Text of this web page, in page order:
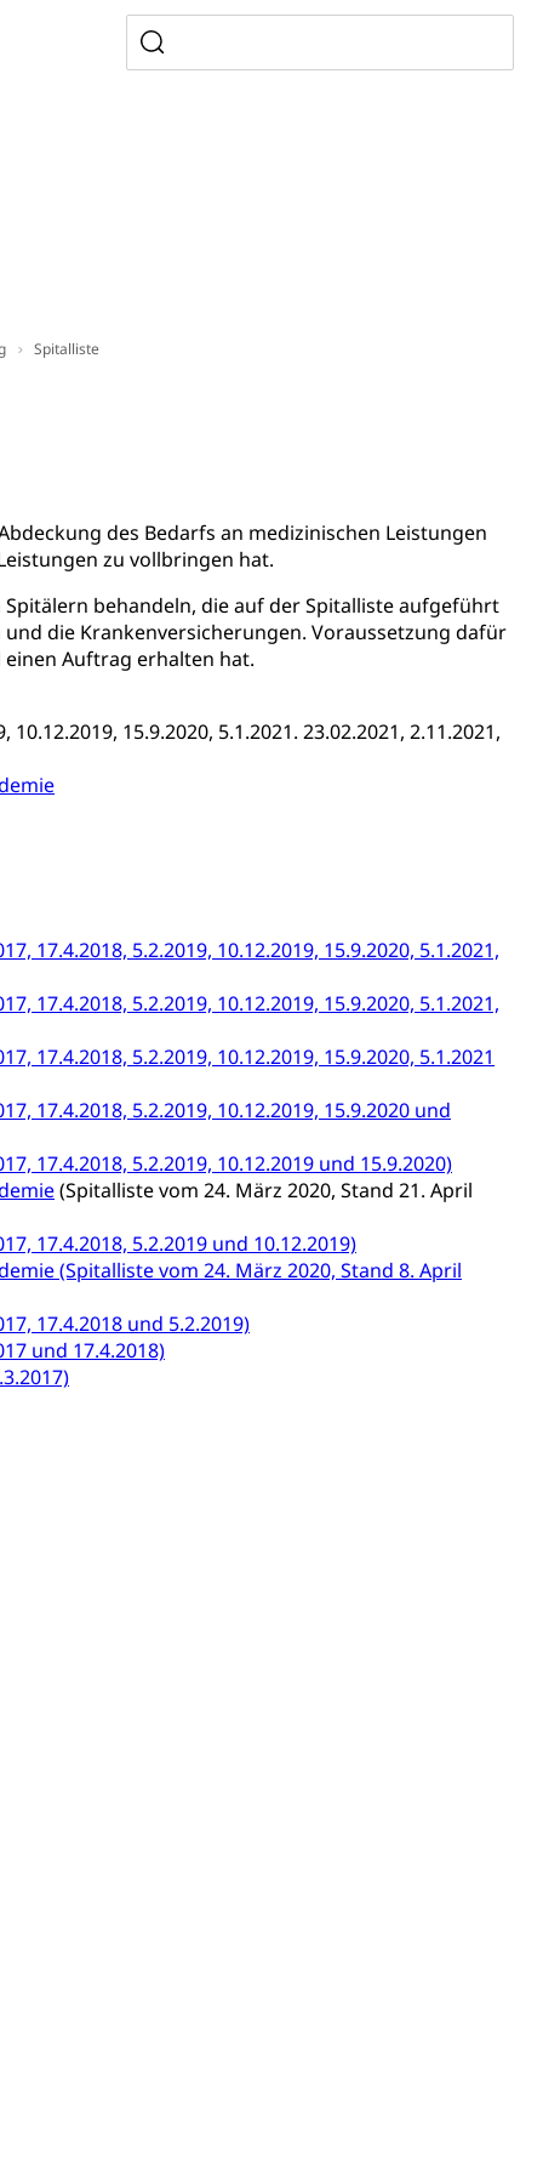
Spitalliste
des Bedarfs an medizinischen Leistungen
zu vollbringen hat.
behandeln, die auf der Spitalliste aufgeführt
die Krankenversicherungen. Voraussetzung dafür
Auftrag erhalten hat.
15.9.2020, 5.1.2021. 23.02.2021, 2.11.2021,
17.4.2018, 5.2.2019, 10.12.2019, 15.9.2020, 5.1.2021,
17.4.2018, 5.2.2019, 10.12.2019, 15.9.2020, 5.1.2021,
17.4.2018, 5.2.2019, 10.12.2019, 15.9.2020, 5.1.2021
17.4.2018, 5.2.2019, 10.12.2019, 15.9.2020 und
17.4.2018, 5.2.2019, 10.12.2019 und 15.9.2020)
(Spitalliste vom 24. März 2020, Stand 21. April
17.4.2018, 5.2.2019 und 10.12.2019)
(Spitalliste vom 24. März 2020, Stand 8. April
17.4.2018 und 5.2.2019)
und 17.4.2018)
Krankenversicherung, Unfallversicherung,
Luzern)
Existenzsicherung - Sozialhilfe
(WAS Luzern)
Suchtkrankheit, Drogenabhängige,
Luzern)
AHV-Beiträge (WAS Luzern)
AHV-Altersrente (WAS Luzern)
Erwerbsunfähigkeit, Behinderte
Erbe, Nachwuchsförderung, Vermittlung, Selektive
Bildende Kunst, Angewandte Kunst,
Werkankäufe, Kunstankäufe, Kunst und Bau,
elterliche Sorge